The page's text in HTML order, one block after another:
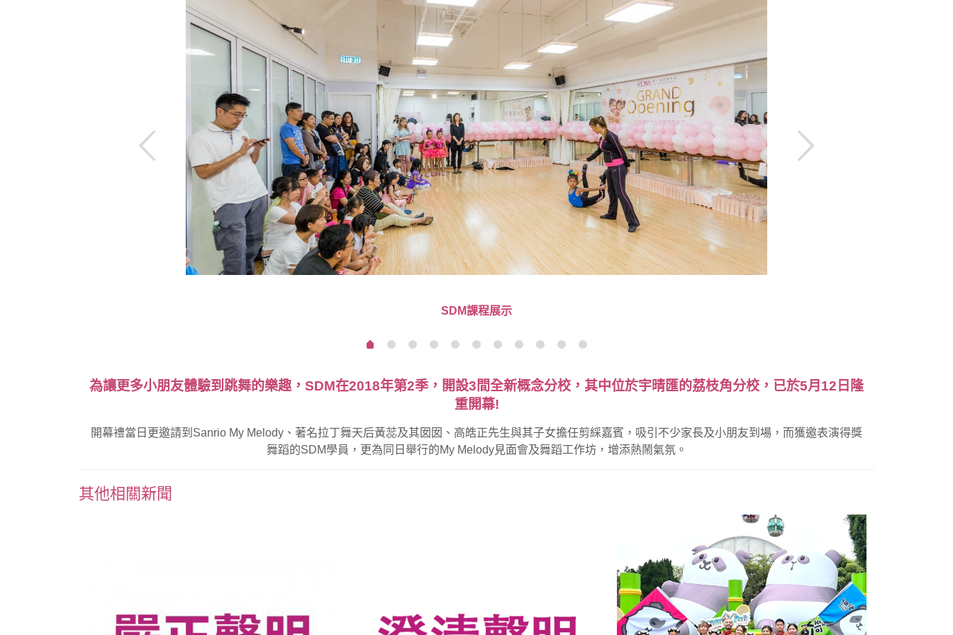
舞動工作坊
為讓更多小朋友體驗到跳舞的樂趣，SDM在2018年第2季，開設3間全新概念分校，其中位於宇晴匯的荔枝角分校，已於5月12日隆
重開幕!
開幕禮當日更邀請到Sanrio My Melody、著名拉丁舞天后黃蕊及其囡囡、高皓正先生與其子女擔任剪綵嘉賓，吸引不少家長及小朋友到場，而獲邀表演得獎
舞蹈的SDM學員，更為同日舉行的My Melody見面會及舞蹈工作坊，增添熱鬧氣氛。
其他相關新聞